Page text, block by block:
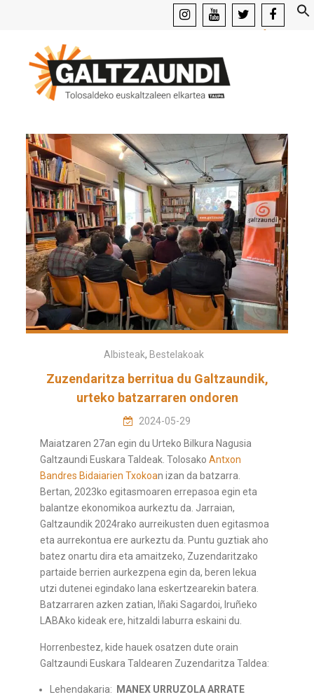
facebook
Albisteak, Bestelakoak
Zuzendaritza berritua du Galtzaundik,
urteko batzarraren ondoren
2024-05-29
Maiatzaren 27an egin du Urteko Bilkura Nagusia
Galtzaundi Euskara Taldeak. Tolosako Antxon
Bandres Bidaiarien Txokoan izan da batzarra.
Bertan, 2023ko egitasmoaren errepasoa egin eta
balantze ekonomikoa aurkeztu da. Jarraian,
Galtzaundik 2024rako aurreikusten duen egitasmoa
eta aurrekontua ere aurkeztu da. Puntu guztiak aho
batez onartu dira eta amaitzeko, Zuzendaritzako
partaide berrien aurkezpena egin da, beren lekua
utzi dutenei egindako lana eskertzearekin batera.
Batzarraren azken zatian, Iñaki Sagardoi, Iruñeko
LABAko kideak ere, hitzaldi laburra eskaini du.
Horrenbestez, kide hauek osatzen dute orain
Galtzaundi Euskara Taldearen Zuzendaritza Taldea:
Lehendakaria:
MANEX URRUZOLA ARRATE